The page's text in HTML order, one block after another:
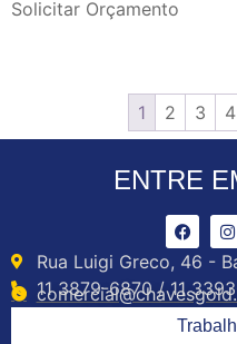
Solicitar Orçamento
1 2 3 4
ENTRE
Rua Luigi Greco, 46 -
11 3879-6870 / 11